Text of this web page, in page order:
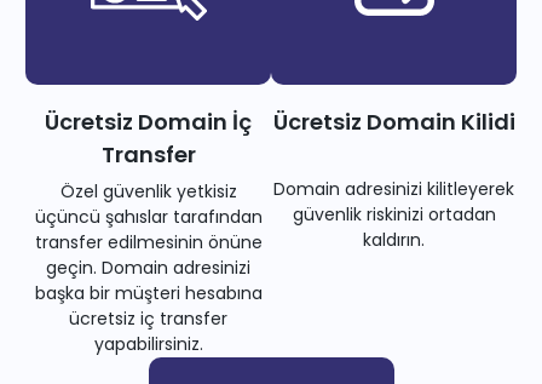
Ücretsiz Domain İç
Transfer
Özel güvenlik yetkisiz
üçüncü şahıslar tarafından
transfer edilmesinin önüne
geçin. Domain adresinizi
başka bir müşteri hesabına
ücretsiz iç transfer
yapabilirsiniz.
Ücretsiz Domain Kilidi
Domain adresinizi kilitleyerek
güvenlik riskinizi ortadan
kaldırın.